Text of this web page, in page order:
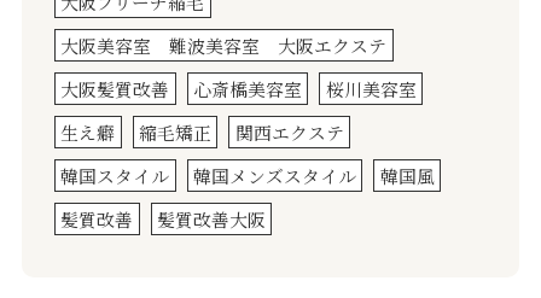
大阪美容室 難波美容室 大阪エクステ
大阪髪質改善
心斎橋美容室
桜川美容室
生え癖
縮毛矯正
関西エクステ
韓国スタイル
韓国メンズスタイル
韓国風
髪質改善
髪質改善大阪